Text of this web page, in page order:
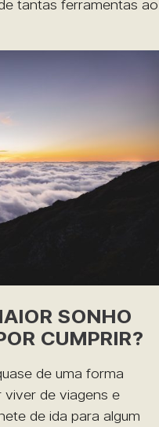
tantas ferramentas ao
SONHO
CUMPRIR?
de uma forma
viver de viagens e
de ida para algum